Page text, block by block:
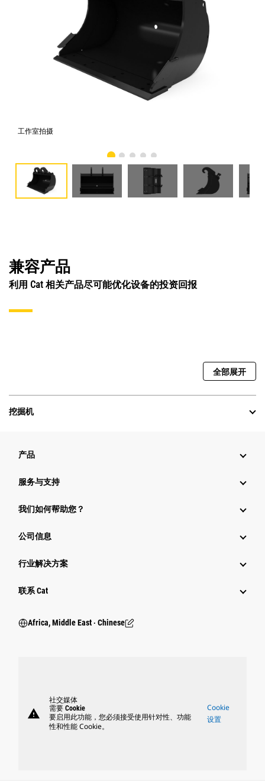
工作室拍摄
兼容产品
利用 Cat 相关产品尽可能优化设备的投资回报
全部展开
挖掘机
产品
服务与支持
我们如何帮助您？
公司信息
行业解决方案
行业
联系 Cat
Africa, Middle East ‧ Chinese
warning
社交媒体
需要 Cookie
要启用此功能，您必须接受使用针对性、功能
性和性能 Cookie。
Cookie
设置